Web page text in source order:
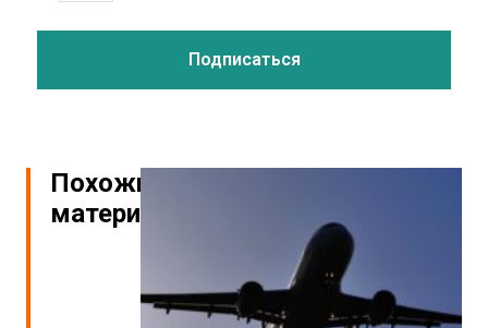
Похожие
материалы